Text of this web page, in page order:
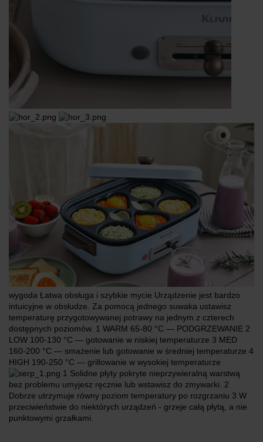
wygoda Łatwa obsługa i szybkie mycie Urządzenie jest bardzo
intuicyjne w obsłudze. Za pomocą jednego suwaka ustawisz
temperaturę przygotowywanej potrawy na jednym z czterech
dostępnych poziomów. 1 WARM 65-80 °C — PODGRZEWANIE 2
LOW 100-130 °C — gotowanie w niskiej temperaturze 3 MED
160-200 °C — smażenie lub gotowanie w średniej temperaturze 4
HIGH 190-250 °C — grillowanie w wysokiej temperaturze
1 Solidne płyty pokryte nieprzywieralną warstwą
bez problemu umyjesz ręcznie lub wstawisz do zmywarki. 2
Dobrze utrzymuje równy poziom temperatury po rozgrzaniu 3 W
przeciwieństwie do niektórych urządzeń ‑ grzeje całą płytą, a nie
punktowymi grzałkami.